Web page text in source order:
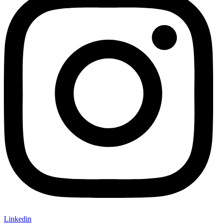
Linkedin